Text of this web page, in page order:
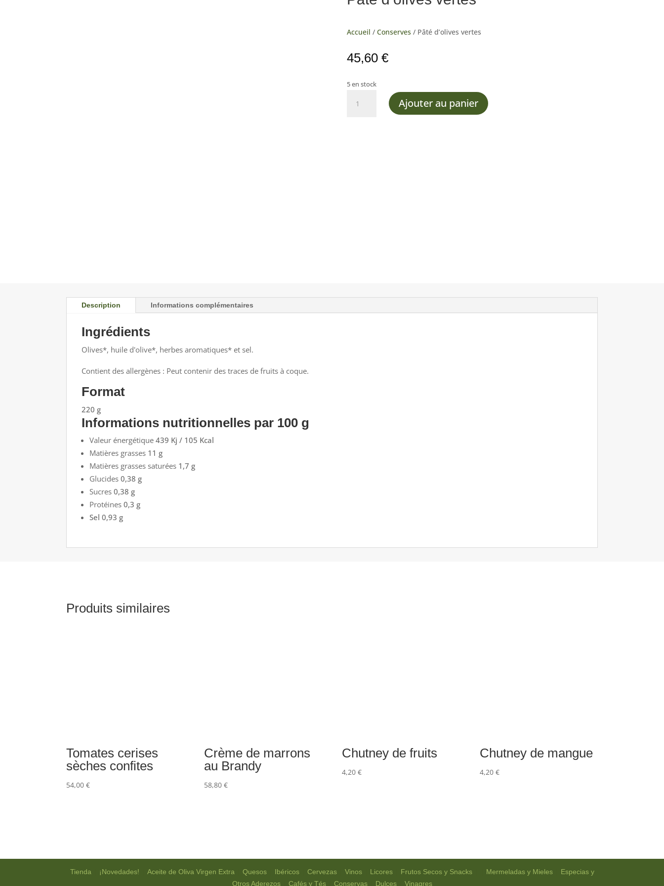
Accueil / Conserves / Pâté d’olives vertes
45,60 €
5 en stock
Ajouter au panier
Description Informations complémentaires
Ingrédients
Olives*, huile d'olive*, herbes aromatiques* et sel.
Contient des allergènes : Peut contenir des traces de fruits à coque.
Format
220 g
Informations nutritionnelles par 100 g
Valeur énergétique439 Kj / 105 Kcal
Matières grasses11 g
Matières grasses saturées 1,7 g
Glucides0,38 g
Sucres0,38 g
Protéines0,3 g
Sel 0,93 g
Produits similaires
Tomates cerises
sèches confites
54,00€
Crème de marrons
au Brandy
58,80€
Chutney de fruits
4,20€
Chutney de mangue
4,20€
Tienda| ¡Novedades! Aceite de Oliva Virgen Extra| Quesos| Ibéricos| Cervezas| Vinos| Licores| Frutos Secos y Snacks| | Mermeladas y Mieles|
Especias y
Otros Aderezos| Cafés y Tés| Conservas| Dulces| Vinagres